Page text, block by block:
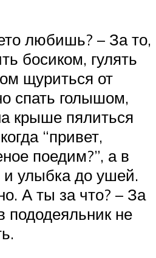
любишь? – За то,
босиком, гулять
щуриться от
спать голышом,
крыше пялиться
“привет,
поедим?”, а в
и улыбка до ушей.
А ты за что? – За
пододеяльник не